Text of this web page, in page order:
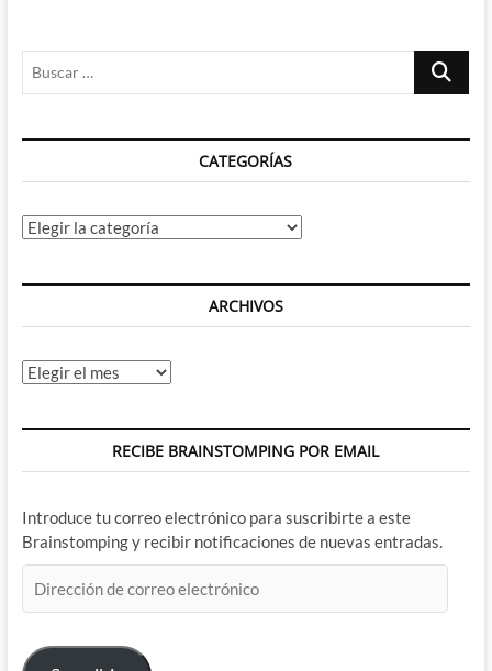
Buscar
CATEGORÍAS
Categorías
ARCHIVOS
Archivos
RECIBE BRAINSTOMPING POR EMAIL
Introduce tu correo electrónico para suscribirte a este
Brainstomping y recibir notificaciones de nuevas entradas.
de
electrónico